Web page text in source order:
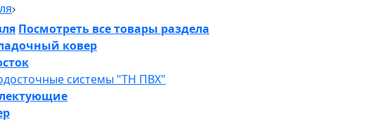
Посмотреть все товары раздела
ковер
системы "ТН ПВХ"